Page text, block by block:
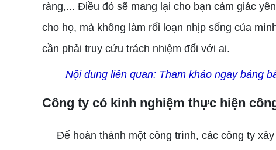
ràng,... Điều đó sẽ mang lại cho bạn cảm giác
cho họ, mà không làm rối loạn nhịp sống của
cần phải truy cứu trách nhiệm đối với ai.
Nội dung liên quan: Tham khảo ngay bảng
Công ty có kinh nghiệm thực hiện
Để hoàn thành một công trình, các công ty xây